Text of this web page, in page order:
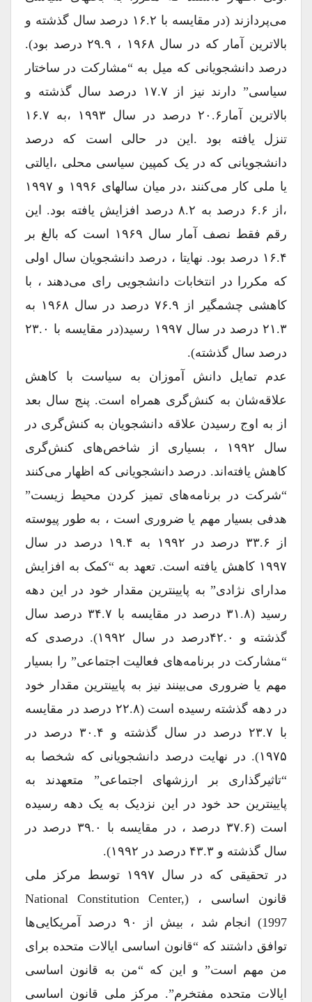
می‌پردازند (در مقایسه با ۱۶.۲ درصد سال گذشته و
بالاترین آمار که در سال ۱۹۶۸ ، ۲۹.۹ درصد بود).
درصد دانشجویانی که میل به “مشارکت در ساختار
سیاسی” دارند نیز از ۱۷.۷ درصد سال گذشته و
بالاترین آمار۲۰.۶ درصد در سال ۱۹۹۳ ،به ۱۶.۷
تنزل یافته بود .این در حالی است که درصد
دانشجویانی که در یک کمپین سیاسی محلی ،ایالتی
یا ملی کار می‌کنند ،در میان سالهای ۱۹۹۶ و ۱۹۹۷
،از ۶.۶ درصد به ۸.۲ درصد افزایش یافته بود. این
رقم فقط نصف آمار سال ۱۹۶۹ است که بالغ بر
۱۶.۴ درصد بود. نهایتا ، درصد دانشجویان سال اولی
که مکررا در انتخابات دانشجویی رای می‌دهند ، با
کاهشی چشمگیر از ۷۶.۹ درصد در سال ۱۹۶۸ به
۲۱.۳ درصد در سال ۱۹۹۷ رسید(در مقایسه با ۲۳.۰
درصد سال گذشته).
عدم تمایل دانش آموزان به سیاست با کاهش
علاقه‌شان به کنش‌گری همراه است. پنج سال بعد
از به اوج رسیدن علاقه دانشجویان به کنش‌گری در
سال ۱۹۹۲ ، بسیاری از شاخص‌های کنش‌گری
کاهش یافته‌اند. درصد دانشجویانی که اظهار می‌کنند
“شرکت در برنامه‌های تمیز کردن محیط زیست”
هدفی بسیار مهم یا ضروری است ، به طور پیوسته
از ۳۳.۶ درصد در ۱۹۹۲ به ۱۹.۴ درصد در سال
۱۹۹۷ کاهش یافته است. تعهد به “کمک به افزایش
مدارای نژادی” به پایینترین مقدار خود در این دهه
رسید (۳۱.۸ درصد در مقایسه با ۳۴.۷ درصد سال
گذشته و ۴۲.۰درصد در سال ۱۹۹۲). درصدی که
“مشارکت در برنامه‌های فعالیت اجتماعی” را بسیار
مهم یا ضروری می‌بینند نیز به پایینترین مقدار خود
در دهه گذشته رسیده است (۲۲.۸ درصد در مقایسه
با ۲۳.۷ درصد در سال گذشته و ۳۰.۴ درصد در
۱۹۷۵). در نهایت درصد دانشجویانی که شخصا به
“تاثیرگذاری بر ارزشهای اجتماعی” متعهدند به
پایینترین حد خود در این نزدیک به یک دهه رسیده
است (۳۷.۶ درصد ، در مقایسه با ۳۹.۰ درصد در
سال گذشته و ۴۳.۳ درصد در ۱۹۹۲).
در تحقیقی که در سال ۱۹۹۷ توسط مرکز ملی
قانون اساسی ، (National Constitution Center,
1997) انجام شد ، بیش از ۹۰ درصد آمریکایی‌ها
توافق داشتند که “قانون اساسی ایالات متحده برای
من مهم است” و این که “من به قانون اساسی
ایالات متحده مفتخرم”. مرکز ملی قانون اساسی